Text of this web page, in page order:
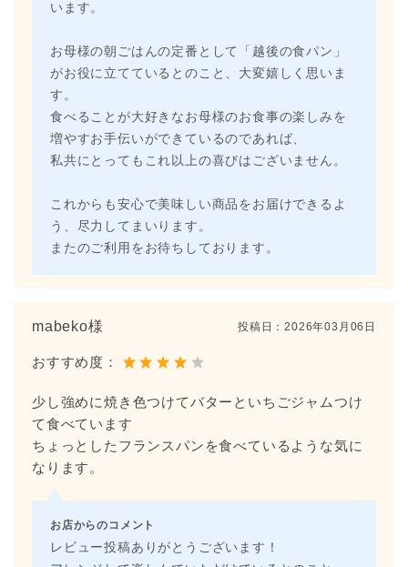
います。
お母様の朝ごはんの定番として「越後の食パン」
がお役に立てているとのこと、大変嬉しく思いま
す。
食べることが大好きなお母様のお食事の楽しみを
増やすお手伝いができているのであれば、
私共にとってもこれ以上の喜びはございません。
これからも安心で美味しい商品をお届けできるよ
う、尽力してまいります。
またのご利用をお待ちしております。
mabeko様 投稿日：2026年03月06日
おすすめ度：
少し強めに焼き色つけてバターといちごジャムつけ
て食べています
ちょっとしたフランスパンを食べているような気に
なります。
お店からのコメント
レビュー投稿ありがとうございます！